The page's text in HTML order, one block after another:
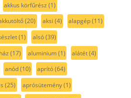
akkus körfűrész (1)
(20) aksi (4) alapgép(11)
(1) alsó(39)
(17) aluminium(1) alátét(4)
anód(10) aprító(64)
(25) aprósütemény(1)